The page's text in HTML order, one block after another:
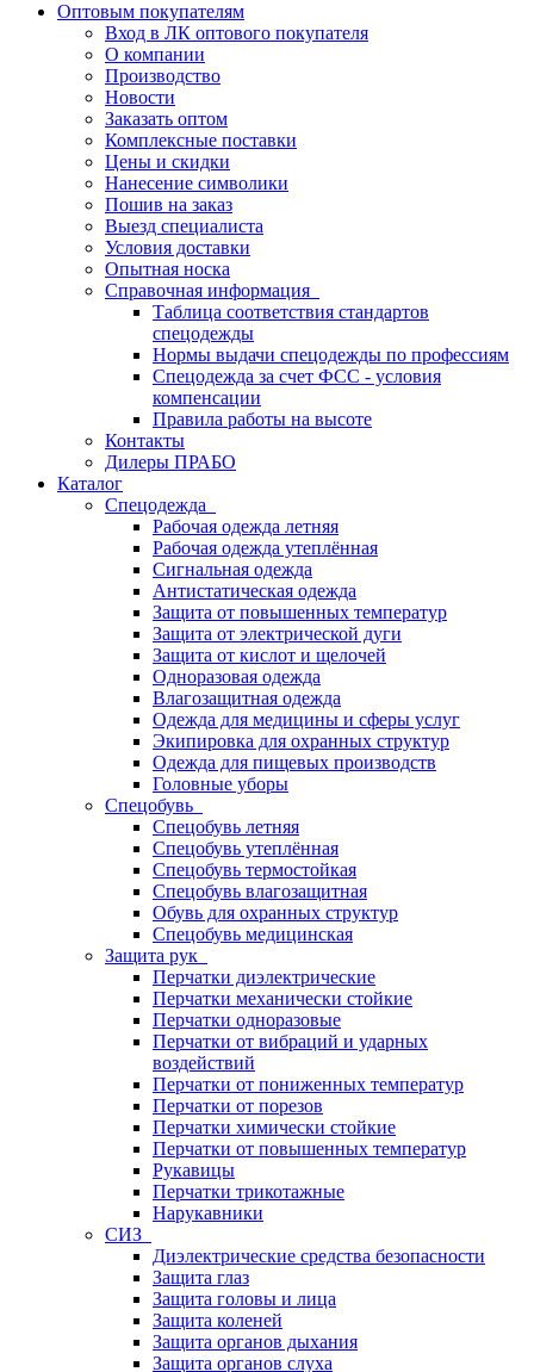
Оптовым покупателям
Вход в ЛК оптового покупателя
О компании
Производство
Новости
Заказать оптом
Комплексные поставки
Цены и скидки
Нанесение символики
Пошив на заказ
Выезд специалиста
Условия доставки
Опытная носка
Справочная информация
Таблица соответствия стандартов
спецодежды
Нормы выдачи спецодежды по профессиям
Спецодежда за счет ФСС - условия
компенсации
Правила работы на высоте
Контакты
Дилеры ПРАБО
Каталог
Спецодежда
Рабочая одежда летняя
Рабочая одежда утеплённая
Сигнальная одежда
Антистатическая одежда
Защита от повышенных температур
Защита от электрической дуги
Защита от кислот и щелочей
Одноразовая одежда
Влагозащитная одежда
Одежда для медицины и сферы услуг
Экипировка для охранных структур
Одежда для пищевых производств
Головные уборы
Спецобувь
Спецобувь летняя
Спецобувь утеплённая
Спецобувь термостойкая
Спецобувь влагозащитная
Обувь для охранных структур
Спецобувь медицинская
Защита рук
Перчатки диэлектрические
Перчатки механически стойкие
Перчатки одноразовые
Перчатки от вибраций и ударных
воздействий
Перчатки от пониженных температур
Перчатки от порезов
Перчатки химически стойкие
Перчатки от повышенных температур
Рукавицы
Перчатки трикотажные
Нарукавники
СИЗ
Диэлектрические средства безопасности
Защита глаз
Защита головы и лица
Защита коленей
Защита органов дыхания
Защита органов слуха